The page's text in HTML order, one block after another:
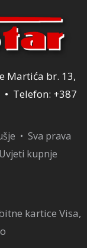
Martića br. 13,
• Telefon: +387
• Sva prava
Uvjeti kupnje
kartice Visa,